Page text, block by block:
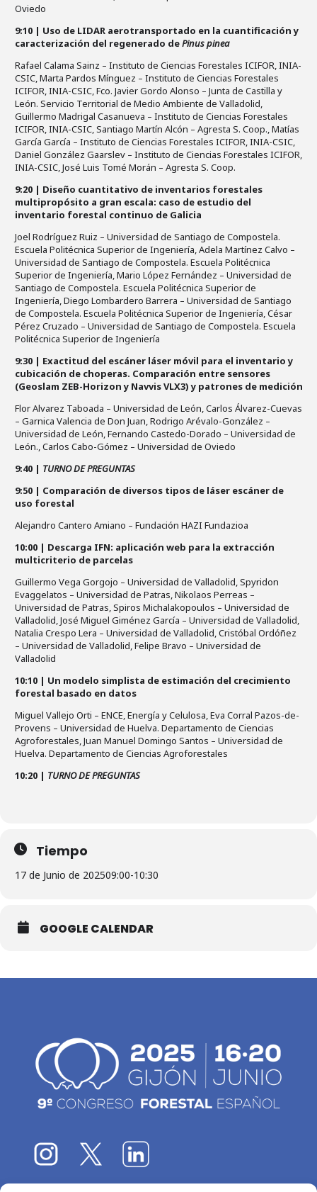
Oviedo
9:10 | Uso de LIDAR aerotransportado en la cuantificación y
caracterización del regenerado dePinus pinea
Rafael Calama Sainz – Instituto de Ciencias Forestales ICIFOR, INIA-
CSIC, Marta Pardos Mínguez – Instituto de Ciencias Forestales
ICIFOR, INIA-CSIC, Fco. Javier Gordo Alonso – Junta de Castilla y
León. Servicio Territorial de Medio Ambiente de Valladolid,
Guillermo Madrigal Casanueva – Instituto de Ciencias Forestales
ICIFOR, INIA-CSIC, Santiago Martín Alcón – Agresta S. Coop., Matías
García García – Instituto de Ciencias Forestales ICIFOR, INIA-CSIC,
Daniel González Gaarslev – Instituto de Ciencias Forestales ICIFOR,
INIA-CSIC, José Luis Tomé Morán – Agresta S. Coop.
9:20 | Diseño cuantitativo de inventarios forestales
multipropósito a gran escala: caso de estudio del
inventario forestal continuo de Galicia
Joel Rodríguez Ruiz – Universidad de Santiago de Compostela.
Escuela Politécnica Superior de Ingeniería, Adela Martínez Calvo –
Universidad de Santiago de Compostela. Escuela Politécnica
Superior de Ingeniería, Mario López Fernández – Universidad de
Santiago de Compostela. Escuela Politécnica Superior de
Ingeniería, Diego Lombardero Barrera – Universidad de Santiago
de Compostela. Escuela Politécnica Superior de Ingeniería, César
Pérez Cruzado – Universidad de Santiago de Compostela. Escuela
Politécnica Superior de Ingeniería
9:30 | Exactitud del escáner láser móvil para el inventario y
cubicación de choperas. Comparación entre sensores
(Geoslam ZEB-Horizon y Navvis VLX3) y patrones de medición
Flor Alvarez Taboada – Universidad de León, Carlos Álvarez-Cuevas
– Garnica Valencia de Don Juan, Rodrigo Arévalo-González –
Universidad de León, Fernando Castedo-Dorado – Universidad de
León., Carlos Cabo-Gómez – Universidad de Oviedo
9:40 | TURNO DE PREGUNTAS
9:50 | Comparación de diversos tipos de láser escáner de
uso forestal
Alejandro Cantero Amiano – Fundación HAZI Fundazioa
10:00 | Descarga IFN: aplicación web para la extracción
multicriterio de parcelas
Guillermo Vega Gorgojo – Universidad de Valladolid, Spyridon
Evaggelatos – Universidad de Patras, Nikolaos Perreas –
Universidad de Patras, Spiros Michalakopoulos – Universidad de
Valladolid, José Miguel Giménez García – Universidad de Valladolid,
Natalia Crespo Lera – Universidad de Valladolid, Cristóbal Ordóñez
– Universidad de Valladolid, Felipe Bravo – Universidad de
Valladolid
10:10 | Un modelo simplista de estimación del crecimiento
forestal basado en datos
Miguel Vallejo Orti – ENCE, Energía y Celulosa, Eva Corral Pazos-de-
Provens – Universidad de Huelva. Departamento de Ciencias
Agroforestales, Juan Manuel Domingo Santos – Universidad de
Huelva. Departamento de Ciencias Agroforestales
10:20 | TURNO DE PREGUNTAS
Tiempo
17 de Junio de 202509:00-10:30
GOOGLE CALENDAR